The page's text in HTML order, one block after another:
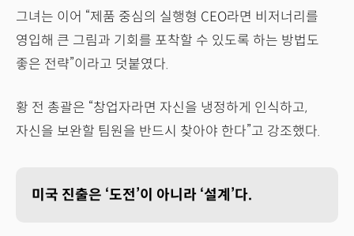
그녀는 이어 “제품 중심의 실행형 CEO라면 비저너리를
영입해 큰 그림과 기회를 포착할 수 있도록 하는 방법도
좋은 전략”이라고 덧붙였다.
황 전 총괄은 “창업자라면 자신을 냉정하게 인식하고,
자신을 보완할 팀원을 반드시 찾아야 한다”고 강조했다.
미국 진출은 ‘도전’이 아니라 ‘설계’다.